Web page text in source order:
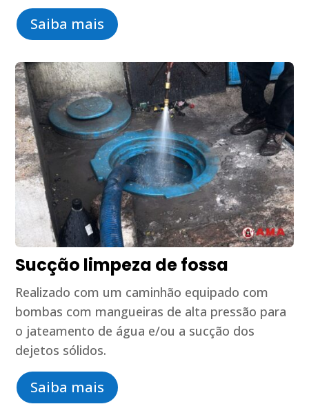
Saiba mais
Sucção limpeza de fossa
Realizado com um caminhão equipado com
bombas com mangueiras de alta pressão para
o jateamento de água e/ou a sucção dos
dejetos sólidos.
Saiba mais